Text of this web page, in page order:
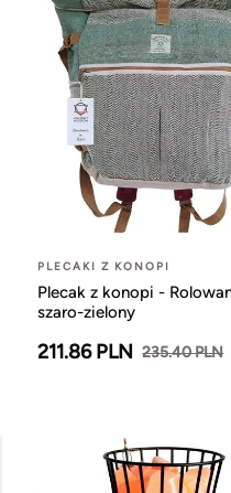
PLECAKI Z KONOPI
Plecak z konopi -
szaro-zielony
211.86 PLN 235.40 PLN